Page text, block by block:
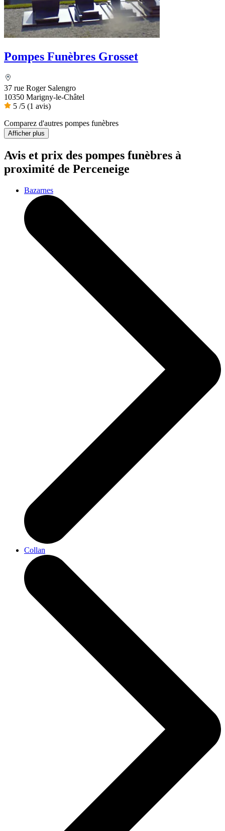
Pompes Funèbres Grosset
37 rue Roger Salengro
10350 Marigny-le-Châtel
5 /5 (1 avis)
Comparez d'autres pompes funèbres
Afficher plus
Avis et prix des pompes funèbres à
proximité de Perceneige
Bazarnes
Collan